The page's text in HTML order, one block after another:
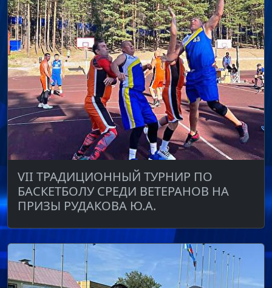
VII ТРАДИЦИОННЫЙ ТУРНИР ПО
БАСКЕТБОЛУ СРЕДИ ВЕТЕРАНОВ НА
ПРИЗЫ РУДАКОВА Ю.А.